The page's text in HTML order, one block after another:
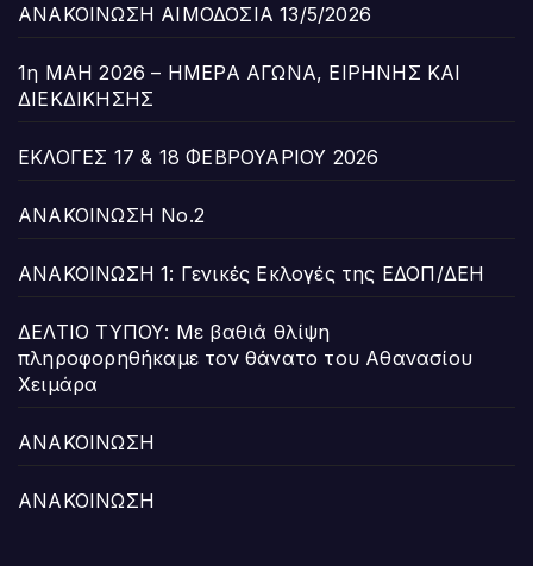
ΑΝΑΚΟΙΝΩΣΗ ΑΙΜΟΔΟΣΙΑ 13/5/2026
1η ΜΑΗ 2026 – ΗΜΕΡΑ ΑΓΩΝΑ, ΕΙΡΗΝΗΣ ΚΑΙ
ΔΙΕΚΔΙΚΗΣΗΣ
ΕΚΛΟΓΕΣ 17 & 18 ΦΕΒΡΟΥΑΡΙΟΥ 2026
ΑΝΑΚΟΙΝΩΣΗ Νο.2
ΑΝΑΚΟΙΝΩΣΗ 1: Γενικές Εκλογές της ΕΔΟΠ/ΔΕΗ
ΔΕΛΤΙΟ ΤΥΠΟΥ: Με βαθιά θλίψη
πληροφορηθήκαμε τον θάνατο του Αθανασίου
Χειμάρα
ΑΝΑΚΟΙΝΩΣΗ
ΑΝΑΚΟΙΝΩΣΗ